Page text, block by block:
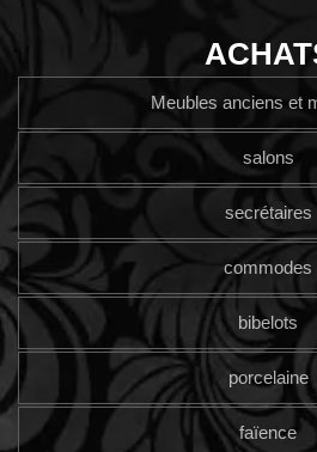
Meubles anciens et
salons
secrétaires
commodes
bibelots
porcelaine
faïence